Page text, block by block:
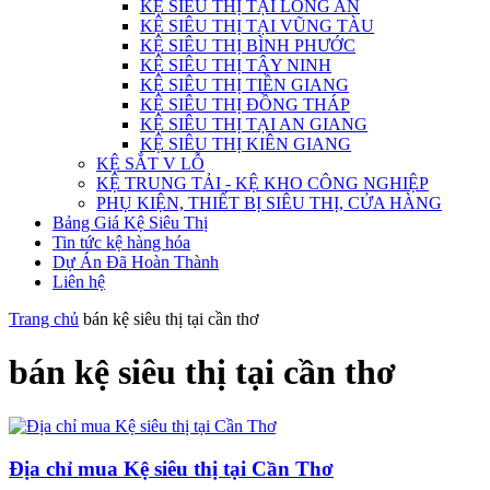
KỆ SIÊU THỊ TẠI LONG AN
KỆ SIÊU THỊ TẠI VŨNG TÀU
KỆ SIÊU THỊ BÌNH PHƯỚC
KỆ SIÊU THỊ TÂY NINH
KỆ SIÊU THỊ TIỀN GIANG
KỆ SIÊU THỊ ĐỒNG THÁP
KỆ SIÊU THỊ TẠI AN GIANG
KỆ SIÊU THỊ KIÊN GIANG
KỆ SẮT V LỖ
KỆ TRUNG TẢI - KỆ KHO CÔNG NGHIỆP
PHỤ KIỆN, THIẾT BỊ SIÊU THỊ, CỬA HÀNG
Bảng Giá Kệ Siêu Thị
Tin tức kệ hàng hóa
Dự Án Đã Hoàn Thành
Liên hệ
Trang chủ bán kệ siêu thị tại cần thơ
bán kệ siêu thị tại cần thơ
Địa chỉ mua Kệ siêu thị tại Cần Thơ